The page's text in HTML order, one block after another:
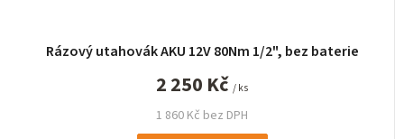
Rázový utahovák AKU 12V 80Nm 1/2", bez baterie
1 860 Kč bez DPH
2 250 Kč / ks